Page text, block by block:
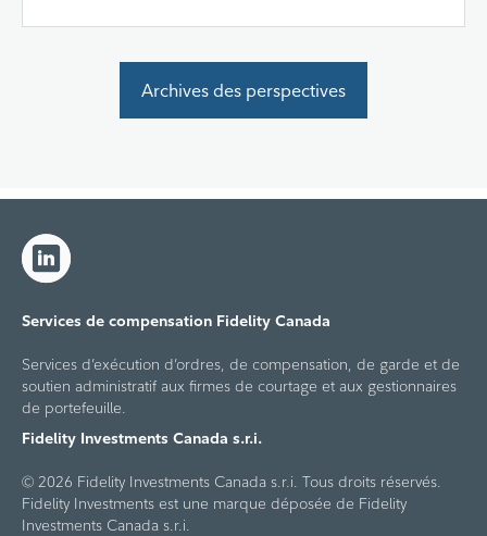
Archives des perspectives
Services de compensation Fidelity Canada
Services d’exécution d’ordres, de compensation, de garde et de
soutien administratif aux firmes de courtage et aux gestionnaires
de portefeuille.
Fidelity Investments Canada s.r.i.
© 2026 Fidelity Investments Canada s.r.i. Tous droits réservés.
Fidelity Investments est une marque déposée de Fidelity
Investments Canada s.r.i.